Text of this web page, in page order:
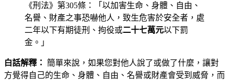
《刑法》第305條：「以加害生命、身體、自由、
名譽、財產之事恐嚇他人，致生危害於安全者，處
二年以下有期徒刑、拘役或二十七萬元以下罰
金。」
白話解釋： 簡單來說，如果您對他人說了或做了什麼，讓對
方覺得自己的生命、身體、自由、名譽或財產會受到威脅，而